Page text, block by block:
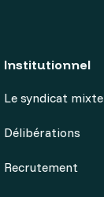
Institutionnel
Le syndicat mixte
Délibérations
Recrutement